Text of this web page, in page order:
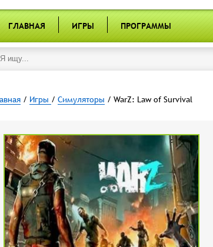
ГЛАВНАЯ ИГРЫ ПРОГРАММЫ
/ Игры / Симуляторы / WarZ: Law of Survival